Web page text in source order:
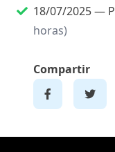
18/07/2025 —
horas)
Compartir